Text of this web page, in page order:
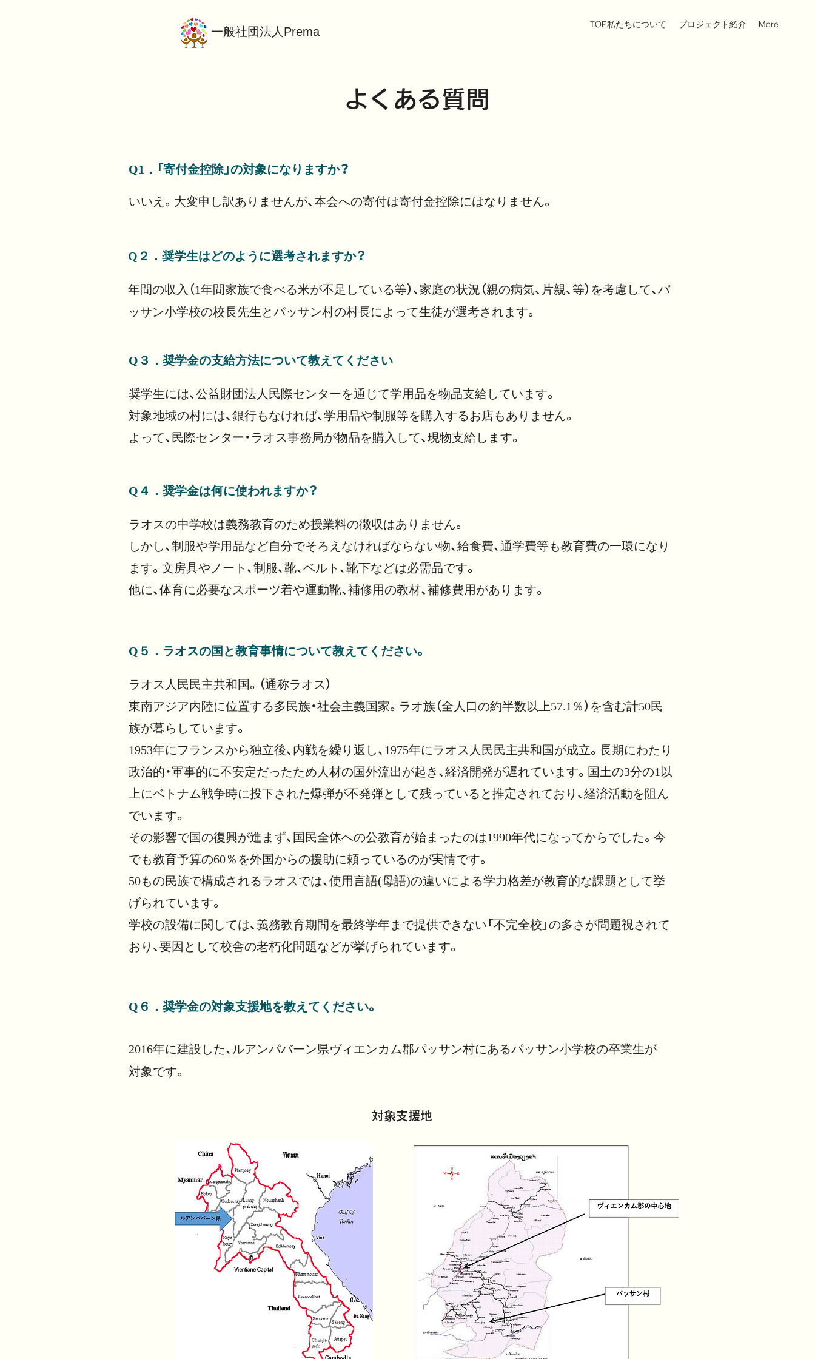
​一般社団法人Prema
TOP私たちについて プロジェクト紹介 More
よくある質問
Q1．「寄付金控除」の対象になりますか？
いいえ。大変申し訳ありませんが、本会への寄付は寄付金控除にはなりません。
Q２．奨学生はどのように選考されますか？
年間の収入（1年間家族で食べる米が不足している等）、家庭の状況（親の病気、片親、等）を考慮して、パ
ッサン小学校の校長先生とパッサン村の村長によって生徒が選考されます。
Q３．奨学金の支給方法について教えてください
奨学生には、公益財団法人民際センターを通じて学用品を物品支給しています。
対象地域の村には、銀行もなければ、学用品や制服等を購入するお店もありません。
よって、民際センター・ラオス事務局が物品を購入して、現物支給します。
Q４．奨学金は何に使われますか？
ラオスの中学校は義務教育のため授業料の徴収はありません。
しかし、制服や学用品など自分でそろえなければならない物、給食費、通学費等も教育費の一環になり
ます。文房具やノート、制服、靴、ベルト、靴下などは必需品です。
他に、体育に必要なスポーツ着や運動靴、補修用の教材、補修費用があります。
Q５．ラオスの国と教育事情について教えてください。
ラオス人民民主共和国。（通称ラオス）
東南アジア内陸に位置する多民族・社会主義国家。ラオ族（全人口の約半数以上57.1％）を含む計50民
族が暮らしています。
1953年にフランスから独立後、内戦を繰り返し、1975年にラオス人民民主共和国が成立。長期にわたり
政治的・軍事的に不安定だったため人材の国外流出が起き、経済開発が遅れています。国土の3分の1以
上にベトナム戦争時に投下された爆弾が不発弾として残っていると推定されており、経済活動を阻ん
でいます。
その影響で国の復興が進まず、国民全体への公教育が始まったのは1990年代になってからでした。今
でも教育予算の60％を外国からの援助に頼っているのが実情です。
50もの民族で構成されるラオスでは、使用言語(母語)の違いによる学力格差が教育的な課題として挙
げられています。
学校の設備に関しては、義務教育期間を最終学年まで提供できない「不完全校」の多さが問題視されて
おり、要因として校舎の老朽化問題などが挙げられています。
Q６．奨学金の対象支援地を教えてください。
2016年に建設した、ルアンパバーン県ヴィエンカム郡パッサン村にあるパッサン小学校の卒業生が
対象です。
対象支援地